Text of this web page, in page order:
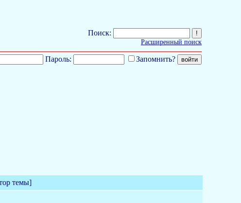
Поиск:
Расширенный поиск
Пароль: Запомнить?
темы]